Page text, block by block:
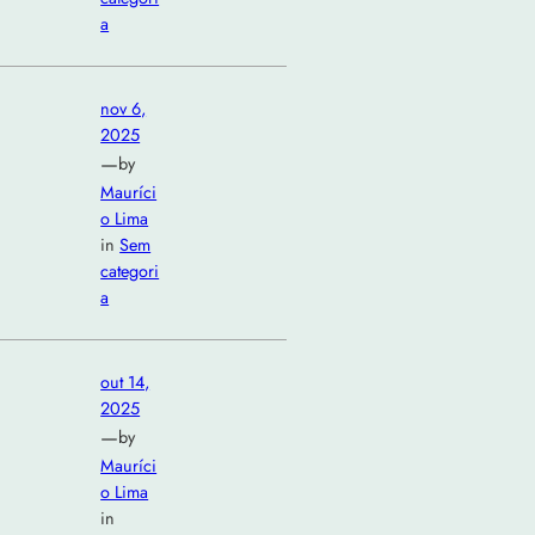
a
nov 6,
2025
—by
Mauríci
o Lima
inSem
categori
a
out 14,
2025
—by
Mauríci
o Lima
in